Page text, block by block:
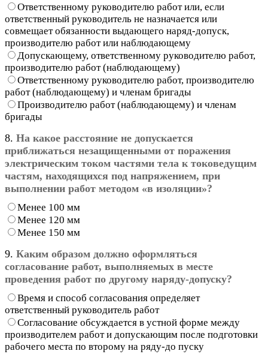
Ответственному руководителю работ или, если
ответственный руководитель не назначается или
совмещает обязанности выдающего наряд-допуск,
производителю работ или наблюдающему
Допускающему, ответственному руководителю работ,
производителю работ (наблюдающему)
Ответственному руководителю работ, производителю
работ (наблюдающему) и членам бригады
Производителю работ (наблюдающему) и членам
бригады
8. На какое расстояние не допускается
приближаться незащищенными от поражения
электрическим током частями тела к токоведущим
частям, находящихся под напряжением, при
выполнении работ методом «в изоляции»?
Менее 100 мм
Менее 120 мм
Менее 150 мм
9. Каким образом должно оформляться
согласование работ, выполняемых в месте
проведения работ по другому наряду-допуску?
Время и способ согласования определяет
ответственный руководитель работ
Согласование обсуждается в устной форме между
производителем работ и допускающим после подготовки
рабочего места по второму на ряду-до пуску